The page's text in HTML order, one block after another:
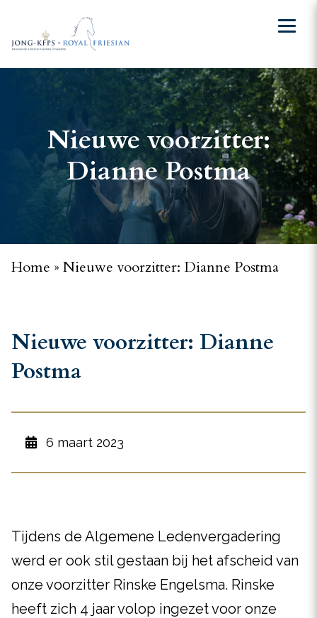
Nieuwe voorzitter:
Dianne Postma
Home » Nieuwe voorzitter: Dianne Postma
Nieuwe voorzitter: Dianne
Postma
6 maart 2023
Tijdens de Algemene Ledenvergadering
werd er ook stil gestaan bij het afscheid van
onze voorzitter Rinske Engelsma. Rinske
heeft zich 4 jaar volop ingezet voor onze